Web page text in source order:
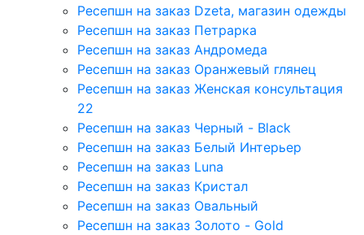
Ресепшн на заказ Dzeta, магазин одежды
Ресепшн на заказ Петрарка
Ресепшн на заказ Андромеда
Ресепшн на заказ Оранжевый глянец
Ресепшн на заказ Женская консультация
22
Ресепшн на заказ Черный - Black
Ресепшн на заказ Белый Интерьер
Ресепшн на заказ Luna
Ресепшн на заказ Кристал
Ресепшн на заказ Овальный
Ресепшн на заказ Золото - Gold